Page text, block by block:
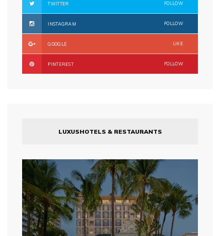
TWITTER FOLLOW
INSTAGRAM FOLLOW
GOOGLE LIKE
PINTEREST FOLLOW
LUXUSHOTELS & RESTAURANTS